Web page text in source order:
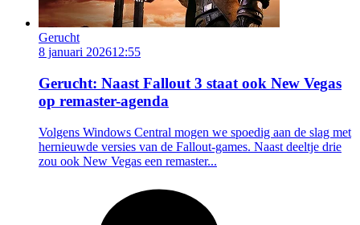
Gerucht
8 januari 202612:55
Gerucht: Naast Fallout 3 staat ook New Vegas
op remaster-agenda
Volgens Windows Central mogen we spoedig aan de slag met
hernieuwde versies van de Fallout-games. Naast deeltje drie
zou ook New Vegas een remaster...